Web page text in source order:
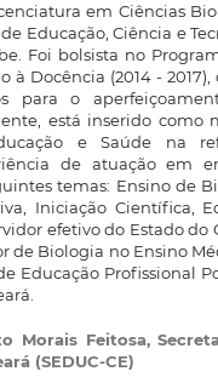
em Ciências
Educação, Ciência e
Foi bolsista no
à Docência (2014 -
para o
está inserido como
e Saúde na
de atuação em
temas: Ensino de
Iniciação Científica,
efetivo do Estado do
de Biologia no Ensino
Educação Profissional
Morais Feitosa,
(SEDUC-CE)